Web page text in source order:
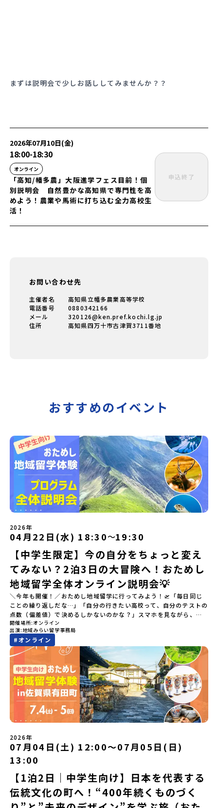
まずは説明会で少しお話ししてみませんか？？
2026年07月10日(金)
18:00-18:30
オンライン
「高知/幡多農」大阪進学フェス目前！個
別説明会 自然豊かな高知県で専門性を高
めよう！農業や馬術に打ち込む全力高校生
活！
申込終了
お問い合わせ先
主催者名
高知県立幡多農業高等学校
電話番号
0880342166
メール
320126@ken.pref.kochi.lg.jp
住所
高知県四万十市古津賀3711番地
おすすめのイベント
2026年
04月22日(水) 18:30〜19:30
【中学生限定】今の自分をちょっと変え
てみない？2泊3日の大冒険へ！おためし
地域留学全体オンライン説明会💡
＼今年も開催！／おためし地域留学に行ってみよう！🛫「毎日同じ
ことの繰り返しだな…」「自分の行きたい高校って、自分のテストの
点数（偏差値）で決めるしかないのかな？」スマホを見ながら、進
路にモヤモヤしているそこのあなたへ！👀テストの点数ではなく、
あなたの「ワクワク（＝自分軸）」で進路を選ぶ。そんな新しい選
択肢が、「地域みらい留学」です。「でも、いきなり知らない土地
の高校に進学するなんて不安…」そんな人のために、2泊3日で気軽
にプチ体験できる【おためし地域留学】の魅力を凝縮したオンライ
ン説明会のアーカイブ（録画）を公開中です！✨＼🔥ここがすごい！
🔥／おためし地域留学 3つのワクワク🔥🔥 ①スマホじゃわからない
「圧倒的な感動」！教科書を読むだけじゃわからない、その地域な
らではの大自然や歴史を「五感」でフル体験！カヌーに乗ったり、
伝統文化に触れたり、本物の冒険が待っています！🔥 ②「初めまし
て」が「一生の友達」に変わる！全国から「新しいことに挑戦した
い！」「今の自分を変えたい！」と思っている同世代の中学生が大
集合！地元の高校生と一緒にご飯を食べて語り合えば、たった数日
で最高の仲間になる！🔥 ③宿泊費・体験費はなんと【無料】！親元
を離れる初めての一人旅でも大丈夫。頼れるスタッフがしっかりサ
ポートするので安心・安全です！ーーーーーーーーーーーーーーー
ーーーーーーーーー📺 全体オンライン説明会（アーカイブ配信）
2026年4月22日に開催された説明会の録画をご覧いただけます。こ
の動画を見れば、あなたの「なんとなく不安」が「絶対に行ってみ
たい！」に変わるはず💡お家からリラックスして視聴してみてくだ
開催場所 オンライン
出演 地域みらい留学事務局
#オンライン
2026年
07月04日(土) 12:00〜07月05日(日)
13:00
【1泊2日｜中学生向け】日本を代表する
伝統文化の町へ！“400年続くものづく